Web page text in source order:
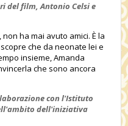
del film,Antonio Celsi e
ha mai avuto amici. È la
che da neonate lei e
insieme, Amanda
che sono ancora
con l'Istituto
dell'iniziativa